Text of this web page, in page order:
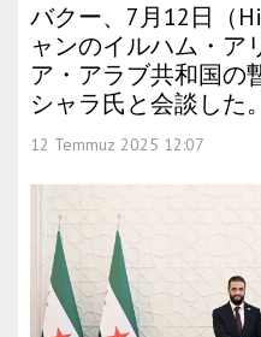
バクー、7月12日（
ャンのイルハム・ア
ア・アラブ共和国の
シャラ氏と会談した。
12 Temmuz 2025 12:07